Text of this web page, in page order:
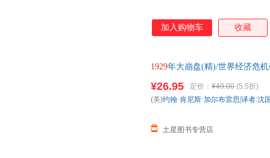
加入购物车 收藏
1929年大崩盘(精)/世界经济危
¥26.95 定价： ¥49.00 (5.5折)
土星图书专营店
(美)约翰·肯尼斯·加尔布雷思|译者:沈